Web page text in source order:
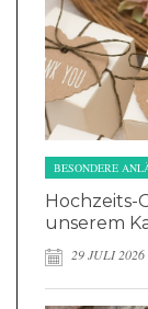
BESONDERE
Hochzeits-
unserem
29 JULI 2026